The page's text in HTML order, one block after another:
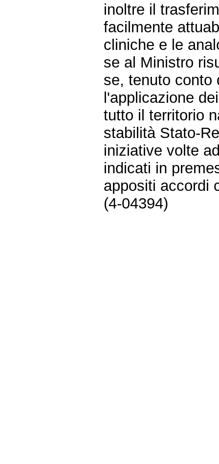
inoltre il
facilmente
cliniche e le
se al Ministro
se, tenuto conto
l'applicazione
tutto il territorio
stabilità Stato-
iniziative volte
indicati in
appositi accordi
(4-04394)